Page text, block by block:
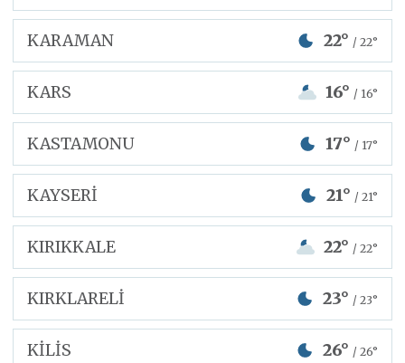
KARAMAN 22° / 22°
KARS 16° / 16°
KASTAMONU 17° / 17°
KAYSERİ 21° / 21°
KIRIKKALE 22° / 22°
KIRKLARELİ 23° / 23°
KİLİS 26° / 26°